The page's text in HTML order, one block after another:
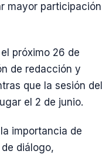
mayor participación
próximo 26 de
de redacción y
que la sesión del
el 2 de junio.
importancia de
diálogo,